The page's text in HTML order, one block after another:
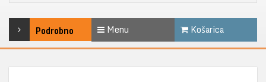
Podrobno Menu Košarica